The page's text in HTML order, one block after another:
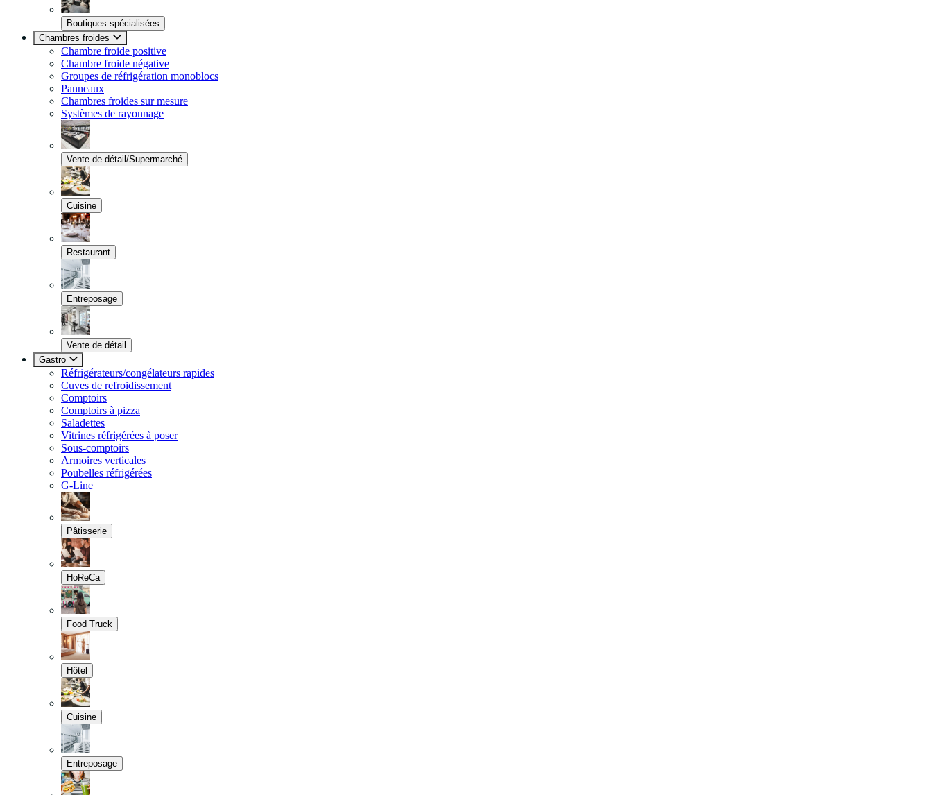
Boutiques spécialisées
Chambres froides
Chambre froide positive
Chambre froide négative
Groupes de réfrigération monoblocs
Panneaux
Chambres froides sur mesure
Systèmes de rayonnage
Vente de détail/Supermarché
Cuisine
Restaurant
Entreposage
Vente de détail
Gastro
Réfrigérateurs/congélateurs rapides
Cuves de refroidissement
Comptoirs
Comptoirs à pizza
Saladettes
Vitrines réfrigérées à poser
Sous-comptoirs
Armoires verticales
Poubelles réfrigérées
G-Line
Pâtisserie
HoReCa
Food Truck
Hôtel
Cuisine
Entreposage